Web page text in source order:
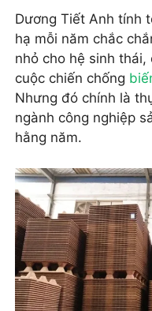
Dương Tiết Anh tính
hạ mỗi năm chắc
nhỏ cho hệ sinh
cuộc chiến chống
Nhưng đó chính là
ngành công nghiệp
hằng năm.